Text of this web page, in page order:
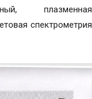
плазменная
спектрометрия